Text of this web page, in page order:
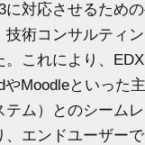
に対応させるための
技術コンサルティ
。これにより、
やMoodleといった
テム）とのシーム
、エンドユーザーで